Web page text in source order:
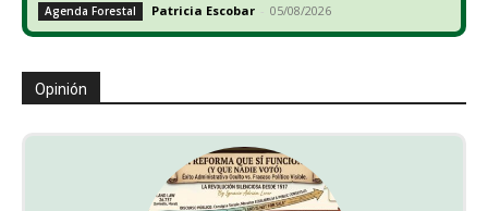
Agenda Forestal Patricia Escobar - 05/08/2026
Opinión